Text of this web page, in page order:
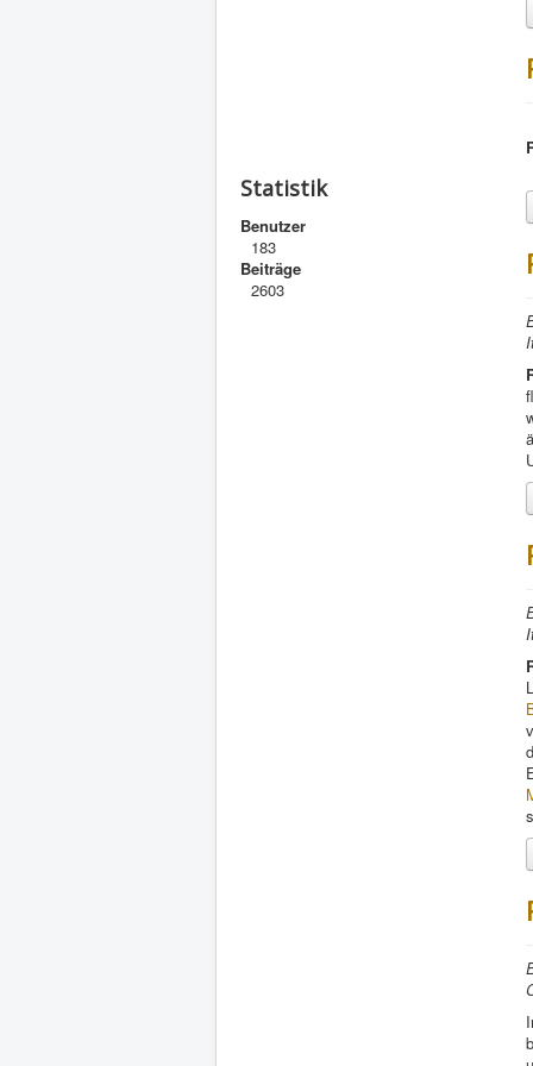
Statistik
Benutzer
183
Beiträge
2603